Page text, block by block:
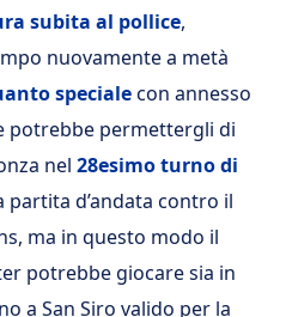
subita al pollice,
nuovamente a metà
specialecon annesso
potrebbe permettergli di
nel 28esimo turno di
partita d’andata contro il
ma in questo modo il
potrebbe giocare sia in
a San Siro valido per la